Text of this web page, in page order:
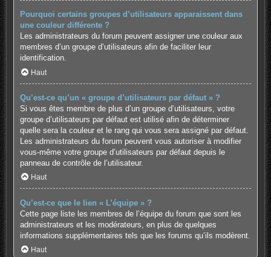
Pourquoi certains groupes d’utilisateurs apparaissent dans
une couleur différente ?
Les administrateurs du forum peuvent assigner une couleur aux
membres d’un groupe d’utilisateurs afin de faciliter leur
identification.
Haut
Qu’est-ce qu’un « groupe d’utilisateurs par défaut » ?
Si vous êtes membre de plus d’un groupe d’utilisateurs, votre
groupe d’utilisateurs par défaut est utilisé afin de déterminer
quelle sera la couleur et le rang qui vous sera assigné par défaut.
Les administrateurs du forum peuvent vous autoriser à modifier
vous-même votre groupe d’utilisateurs par défaut depuis le
panneau de contrôle de l’utilisateur.
Haut
Qu’est-ce que le lien « L’équipe » ?
Cette page liste les membres de l’équipe du forum que sont les
administrateurs et les modérateurs, en plus de quelques
informations supplémentaires tels que les forums qu’ils modèrent.
Haut